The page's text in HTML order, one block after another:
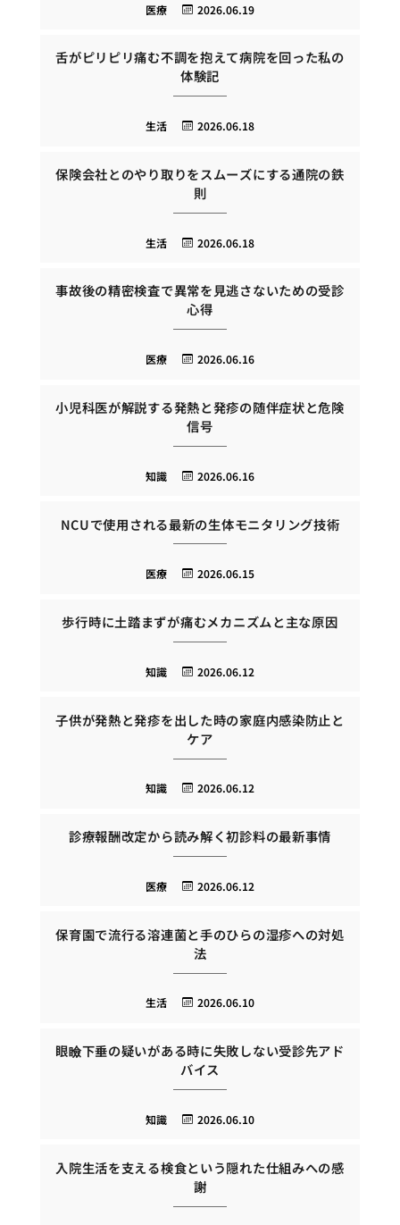
2026.06.19
医療
舌がピリピリ痛む不調を抱えて病院を回った私の
体験記
2026.06.18
生活
保険会社とのやり取りをスムーズにする通院の鉄
則
2026.06.18
生活
事故後の精密検査で異常を見逃さないための受診
心得
2026.06.16
医療
小児科医が解説する発熱と発疹の随伴症状と危険
信号
2026.06.16
知識
NCUで使用される最新の生体モニタリング技術
2026.06.15
医療
歩行時に土踏まずが痛むメカニズムと主な原因
2026.06.12
知識
子供が発熱と発疹を出した時の家庭内感染防止と
ケア
2026.06.12
知識
診療報酬改定から読み解く初診料の最新事情
2026.06.12
医療
保育園で流行る溶連菌と手のひらの湿疹への対処
法
2026.06.10
生活
眼瞼下垂の疑いがある時に失敗しない受診先アド
バイス
2026.06.10
知識
入院生活を支える検食という隠れた仕組みへの感
謝